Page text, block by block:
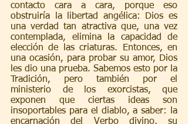
contacto cara a cara, porque eso
obstruiría la libertad angélica: Dios es
una verdad tan atractiva que, una vez
contemplada, elimina la capacidad de
elección de las criaturas. Entonces, en
una ocasión, para probar su amor, Dios
les dio una prueba. Sabemos esto por la
Tradición, pero también por el
ministerio de los exorcistas, que
exponen que ciertas ideas son
insoportables para el diablo, a saber: la
encarnación del Verbo divino, su